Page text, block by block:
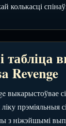
колькасці
табліца
Revenge
выкарыстоўвае
прэміяльныя
з ніжэйшымі